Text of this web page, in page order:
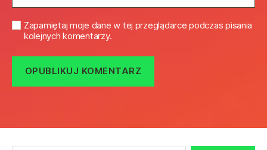
Zapamiętaj moje dane w tej przeglądarce podczas pisania
kolejnych komentarzy.